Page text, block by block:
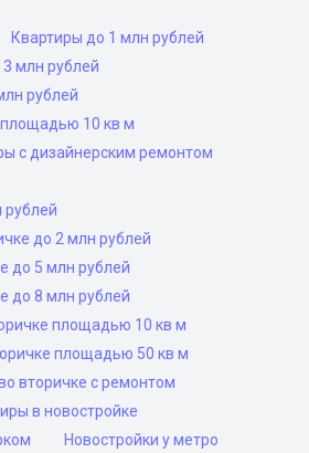
Квартиры до 1 млн рублей
млн рублей
рублей
10 кв м
с дизайнерским ремонтом
рублей
до 2 млн рублей
до 5 млн рублей
до 8 млн рублей
площадью 10 кв м
площадью 50 кв м
вторичке с ремонтом
в новостройке
Новостройки у метро